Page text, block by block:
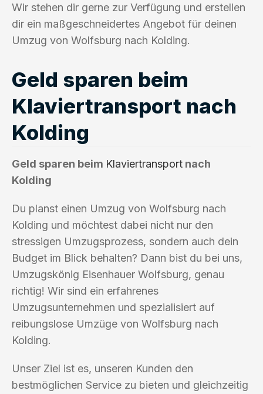
Wir stehen dir gerne zur Verfügung und erstellen
dir ein maßgeschneidertes Angebot für deinen
Umzug von Wolfsburg nach Kolding.
Geld sparen beim
Klaviertransport nach
Kolding
Geld sparen beim Klaviertransport nach
Kolding
Du planst einen Umzug von Wolfsburg nach
Kolding und möchtest dabei nicht nur den
stressigen Umzugsprozess, sondern auch dein
Budget im Blick behalten? Dann bist du bei uns,
Umzugskönig Eisenhauer Wolfsburg, genau
richtig! Wir sind ein erfahrenes
Umzugsunternehmen und spezialisiert auf
reibungslose Umzüge von Wolfsburg nach
Kolding.
Unser Ziel ist es, unseren Kunden den
bestmöglichen Service zu bieten und gleichzeitig